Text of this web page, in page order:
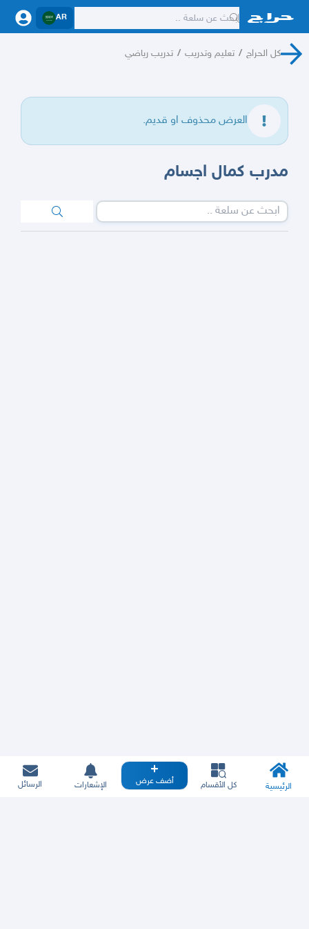
AR
كل الحراج / تعليم وتدريب / تدريب رياضي
العرض محذوف او قديم.
مدرب كمال اجسام
الرئيسية كل الأقسام أضف عرض الإشعارات الرسائل